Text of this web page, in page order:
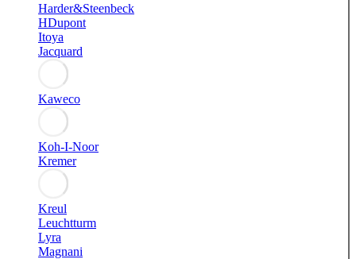
Harder&Steenbeck
HDupont
Itoya
Jacquard
Kaweco
Koh-I-Noor
Kremer
Kreul
Leuchtturm
Lyra
Magnani